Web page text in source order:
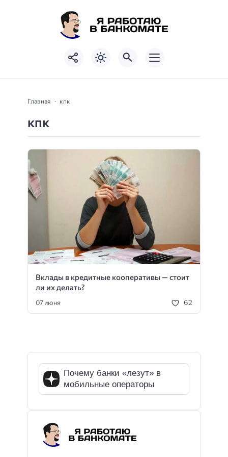
Главная кпк
кпк
Вклады в кредитные кооперативы — стоит
ли их делать?
07 июня 62
Почему банки «лезут» в
мобильные операторы